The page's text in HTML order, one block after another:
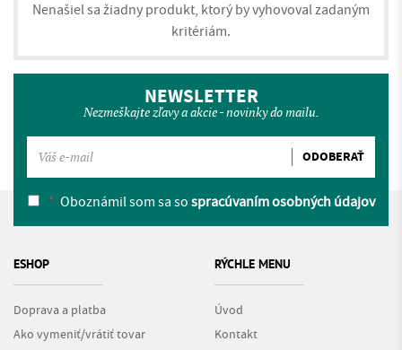
Nenašiel sa žiadny produkt, ktorý by vyhovoval zadaným
kritériám.
NEWSLETTER
Nezmeškajte zľavy a akcie - novinky do mailu.
ODOBERAŤ
* Oboznámil som sa so spracúvaním osobných údajov
ESHOP
Doprava a platba
Ako vymeniť/vrátiť tovar
RÝCHLE MENU
Úvod
Kontakt